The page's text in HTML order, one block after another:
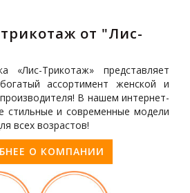
от "Лис-
«Лис-Трикотаж» представляет
ассортимент женской и
В нашем интернет-
стильные и современные модели
всех возрастов!
О КОМПАНИИ